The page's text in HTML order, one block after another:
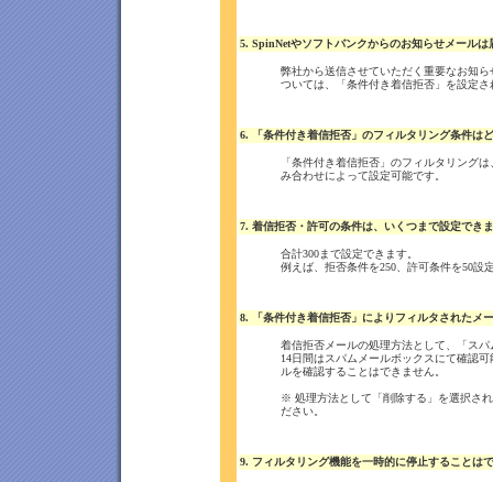
5. SpinNetやソフトバンクからのお知らせメールは
弊社から送信させていただく重要なお知
ついては、「条件付き着信拒否」を設定
6. 「条件付き着信拒否」のフィルタリング条件は
「条件付き着信拒否」のフィルタリング
み合わせによって設定可能です。
7. 着信拒否・許可の条件は、いくつまで設定でき
合計300まで設定できます。
例えば、拒否条件を250、許可条件を50設
8. 「条件付き着信拒否」によりフィルタされたメ
着信拒否メールの処理方法として、「ス
14日間はスパムメールボックスにて確認
ルを確認することはできません。
※ 処理方法として「削除する」を選択さ
ださい。
9. フィルタリング機能を一時的に停止することは